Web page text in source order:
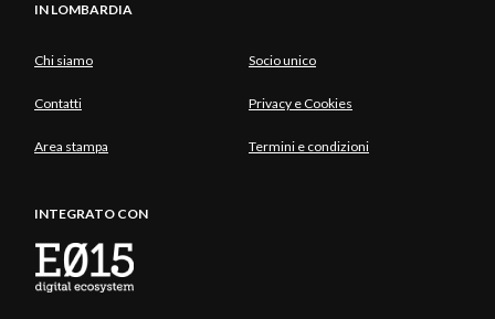
IN LOMBARDIA
Chi siamo Socio unico
Contatti Privacy e Cookies
Area stampa Termini e condizioni
INTEGRATO CON